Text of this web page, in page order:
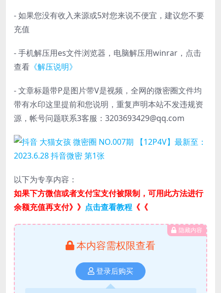
- 如果您没有收入来源或5对您来说不便宜，建议您不要
充值
- 手机解压用es文件浏览器，电脑解压用winrar，点击
查看 《解压说明》
- 文章标题带P是图片带V是视频，全网的微密圈文件均
带有水印这里提前和您说明，重复声明本站不发违规资
源，帐号问题联系3客服：3203693429@qq.com
以下为专享内容：
如果下方微信或者支付宝支付被限制，可用此方法进行
余额充值再支付》》 点击查看教程 《《
隐藏内容
本内容需权限查看
登录后购买